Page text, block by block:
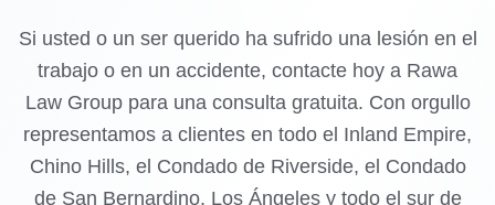
Si usted o un ser querido ha sufrido una lesión en el
trabajo o en un accidente, contacte hoy a Rawa
Law Group para una consulta gratuita. Con orgullo
representamos a clientes en todo el Inland Empire,
Chino Hills, el Condado de Riverside, el Condado
de San Bernardino, Los Ángeles y todo el sur de